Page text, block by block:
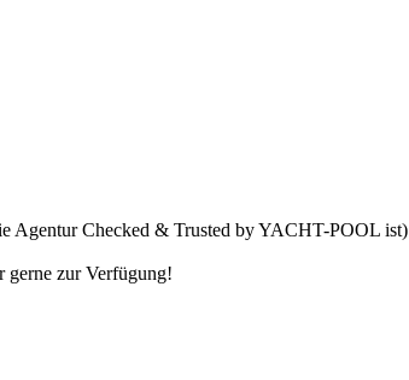
Agentur Checked & Trusted by YACHT-POOL ist)
gerne zur Verfügung!